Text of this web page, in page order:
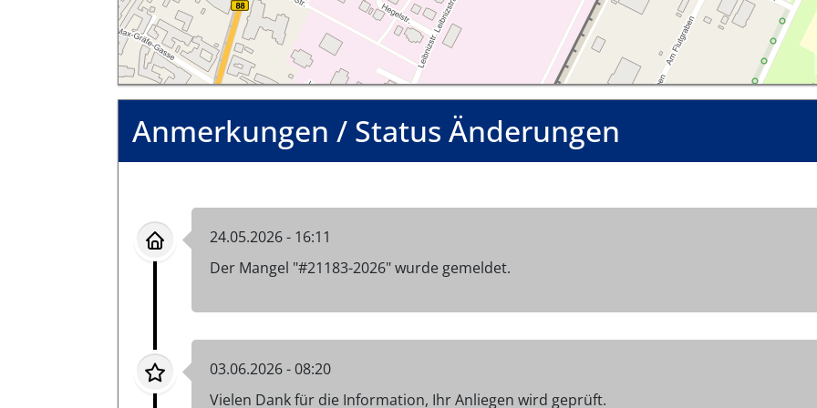
Anmerkungen / Status Änderungen
24.05.2026 - 16:11
Der Mangel "#21183-2026" wurde gemeldet.
03.06.2026 - 08:20
Vielen Dank für die Information, Ihr Anliegen wird geprüft.